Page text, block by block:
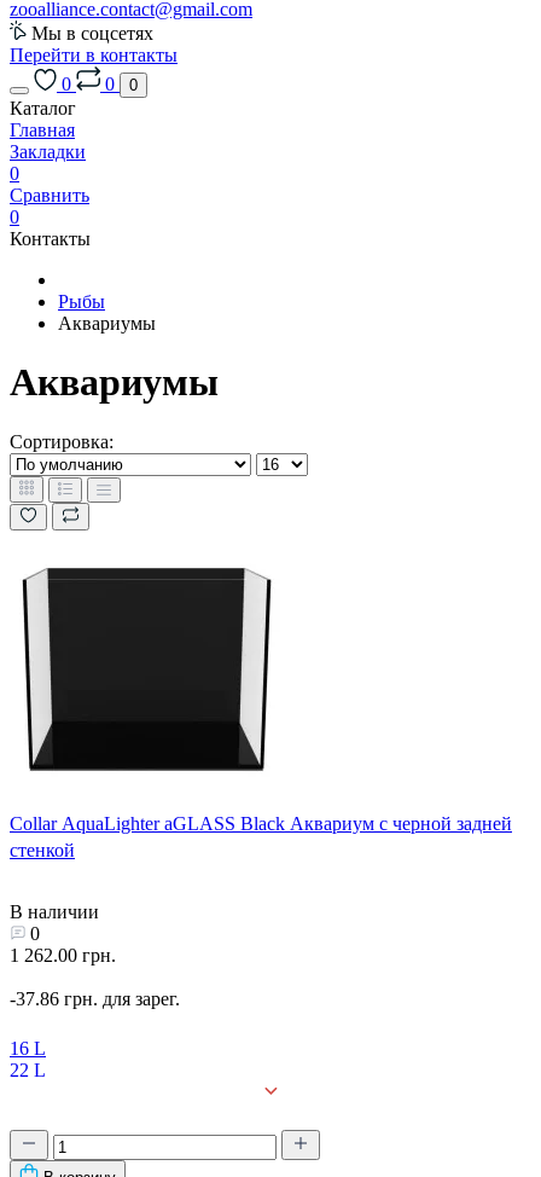
zooalliance.contact@gmail.com
Мы в соцсетях
Перейти в контакты
0
0 0
Каталог
Главная
Закладки
0
Сравнить
0
Контакты
Рыбы
Аквариумы
Аквариумы
Сортировка:
Collar AquaLighter aGLASS Black Аквариум с черной задней
стенкой
В наличии
0
1 262.00 грн.
-37.86 грн. для зарег.
16 L
22 L